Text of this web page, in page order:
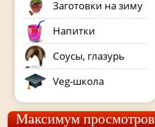
Заготовки на зиму
Напитки
Соусы, глазурь
Veg-школа
Максимум просмотров